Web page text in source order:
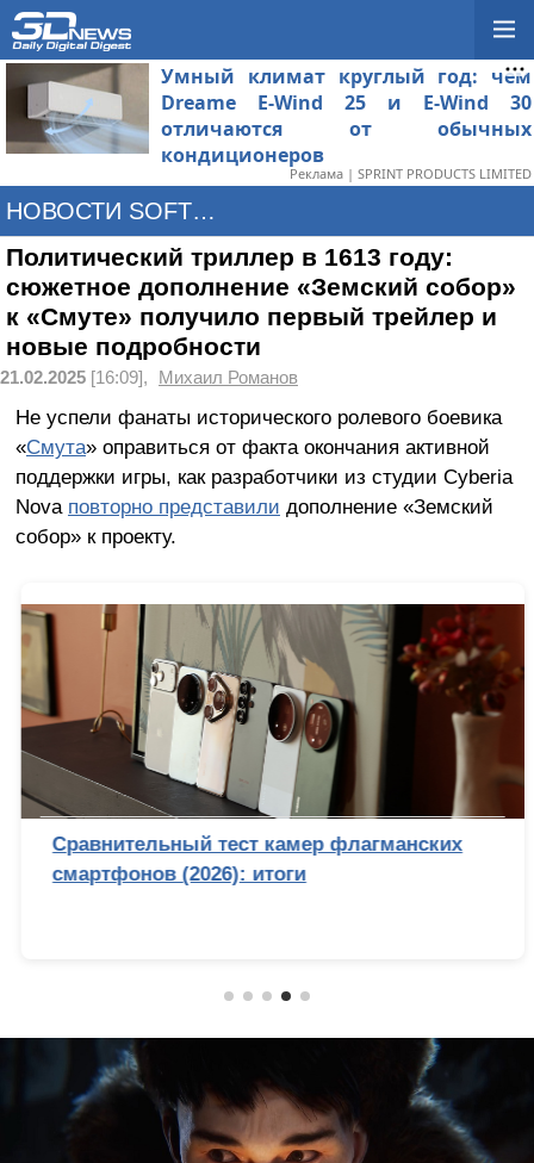
Умный климат круглый год: чем
Dreame E-Wind 25 и E-Wind 30
отличаются от обычных
кондиционеров
Реклама | SPRINT PRODUCTS LIMITED
НОВОСТИ SOFTWARE
Политический триллер в 1613 году:
сюжетное дополнение «Земский собор»
к «Смуте» получило первый трейлер и
новые подробности
21.02.2025 [16:09], Михаил Романов
Не успели фанаты исторического ролевого боевика
«Смута» оправиться от факта окончания активной
поддержки игры, как разработчики из студии Cyberia
Nova повторно представили дополнение «Земский
собор» к проекту.
Сравнительный тест камер флагманских
смартфонов (2026): итоги